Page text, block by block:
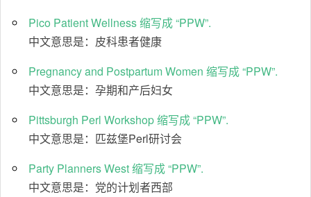
Pico Patient Wellness 缩写成 “PPW”.
中文意思是：皮科患者健康
Pregnancy and Postpartum Women 缩写成 “PPW”.
中文意思是：孕期和产后妇女
Pittsburgh Perl Workshop 缩写成 “PPW”.
中文意思是：匹兹堡Perl研讨会
Party Planners West 缩写成 “PPW”.
中文意思是：党的计划者西部